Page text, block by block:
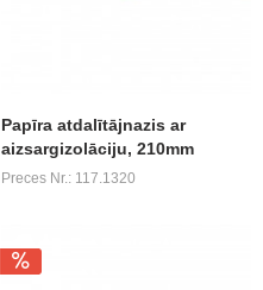
Papīra atdalītājnazis ar
aizsargizolāciju, 210mm
Preces Nr.: 117.1320